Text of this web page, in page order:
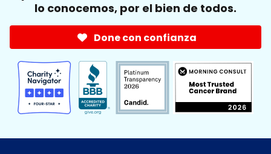
lo conocemos, por el bien de todos.
Done con confianza